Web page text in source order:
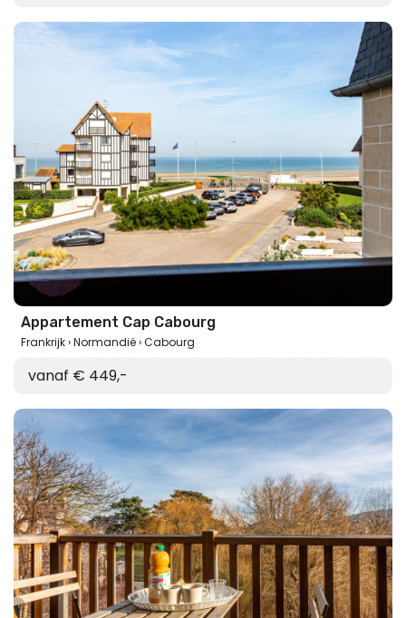
Appartement Cap Cabourg
Frankrijk Normandië Cabourg
vanaf € 449,-